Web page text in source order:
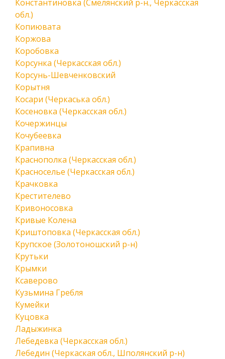
Константиновка (Смелянский р-н., Черкасская
обл.)
Копиювата
Коржова
Коробовка
Корсунка (Черкасская обл.)
Корсунь-Шевченковский
Корытня
Косари (Черкаська обл.)
Косеновка (Черкасская обл.)
Кочержинцы
Кочубеевка
Крапивна
Краснополка (Черкасская обл.)
Красноселье (Черкасская обл.)
Крачковка
Крестителево
Кривоносовка
Кривые Колена
Криштоповка (Черкасская обл.)
Крупское (Золотоношский р-н)
Крутьки
Крымки
Ксаверово
Кузьмина Гребля
Кумейки
Куцовка
Ладыжинка
Лебедевка (Черкасская обл.)
Лебедин (Черкаская обл., Шполянский р-н)